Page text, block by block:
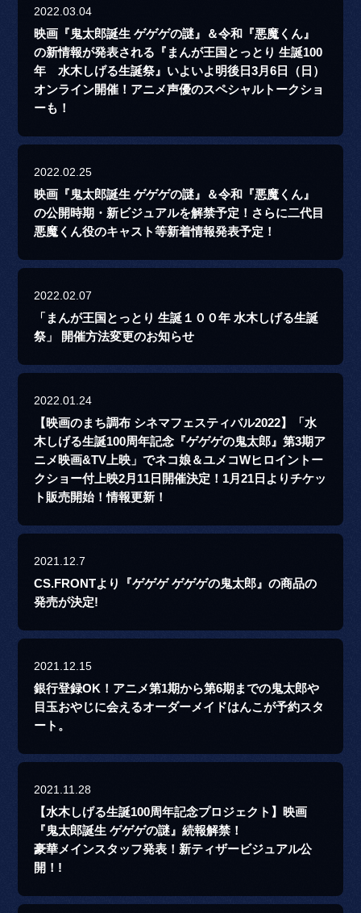
2022.03.04
映画『鬼太郎誕生 ゲゲゲの謎』＆令和『悪魔くん』
の新情報が発表される『まんが王国とっとり 生誕100
年 水木しげる生誕祭』いよいよ明後日3月6日（日）
オンライン開催！アニメ声優のスペシャルトークショ
ーも！
2022.02.25
映画『鬼太郎誕生 ゲゲゲの謎』＆令和『悪魔くん』
の公開時期・新ビジュアルを解禁予定！さらに二代目
悪魔くん役のキャスト等新着情報発表予定！
2022.02.07
「まんが王国とっとり 生誕１００年 水木しげる生誕
祭」 開催方法変更のお知らせ
2022.01.24
【映画のまち調布 シネマフェスティバル2022】「水
木しげる生誕100周年記念『ゲゲゲの鬼太郎』第3期ア
ニメ映画&TV上映」でネコ娘＆ユメコWヒロイントー
クショー付上映2月11日開催決定！1月21日よりチケッ
ト販売開始！情報更新！
2021.12.7
CS.FRONTより『ゲゲゲ ゲゲゲの鬼太郎』の商品の
発売が決定!
2021.12.15
銀行登録OK！アニメ第1期から第6期までの鬼太郎や
目玉おやじに会えるオーダーメイドはんこが予約スタ
ート。
2021.11.28
【水木しげる生誕100周年記念プロジェクト】映画
『鬼太郎誕生 ゲゲゲの謎』続報解禁！
豪華メインスタッフ発表！新ティザービジュアル公
開！!